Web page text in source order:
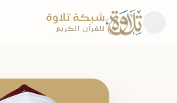
شبكة تلاوة
للقرآن الكريم